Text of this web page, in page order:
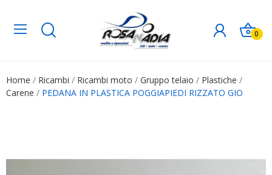
0
Home Ricambi Ricambi moto Gruppo telaio
Plastiche
Carene
PEDANA IN PLASTICA POGGIAPIEDI RIZZATO GIO